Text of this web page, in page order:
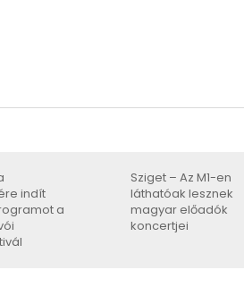
indít
a
Sziget – Az M1-en
láthatóak lesznek
magyar előadók
koncertjei